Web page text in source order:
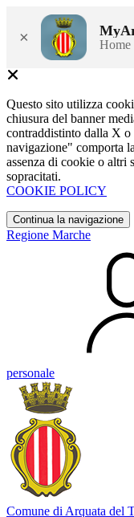
× Home
Questo sito utilizza
chiusura del banner
contraddistinto dalla X
navigazione" comporta
assenza di cookie o altri
sopracitati.
COOKIE POLICY
Continua la navigazione
Regione Marche
personale
Comune di Arquata del